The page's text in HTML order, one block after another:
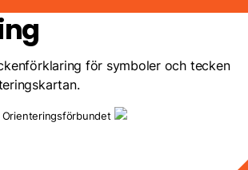
för symboler och tecken
Orienteringsförbundet